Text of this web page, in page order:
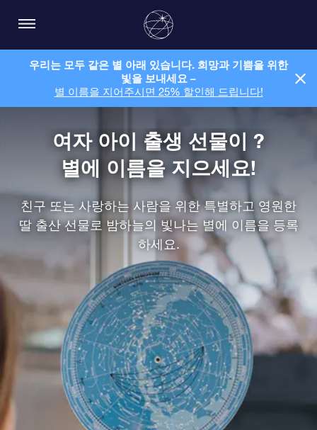
우리는 모두 같은 별 아래 있습니다. 희망과 기쁨을 위한
빛을 보내세요 –
별 이름을 지어주시면 25% 할인해 드립니다!
여자 아이 출생 선물이 ?
별에 이름을 지으세요!
친구 또는 사랑하는 사람을 위한 특별하고 영원한
딸 출산 선물로 밤하늘의 빛나는 별에 이름을 등록
하세요.